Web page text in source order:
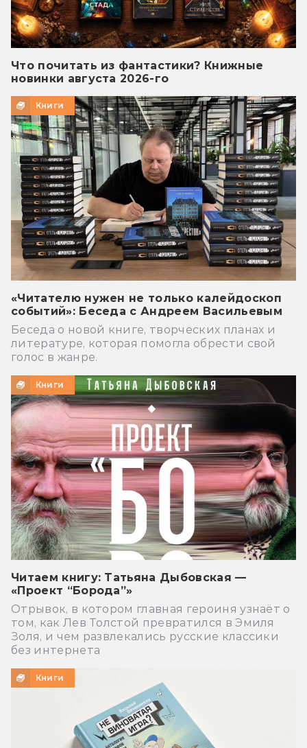
Что почитать из фантастики? Книжные
новинки августа 2026-го
Книги
«Читателю нужен не только калейдоскоп
событий»: Беседа с Андреем Васильевым
Беседа о новой книге, творческих планах и
литературе, которая помогла обрести свой
голос в жанре.
Книги
Читаем книгу: Татьяна Дыбовская —
«Проект “Борода”»
Отрывок, в котором главная героиня узнаёт о
том, как Лев Толстой превратился в Эмиля
Золя, и чем развлекались русские классики
без интернета
Книги